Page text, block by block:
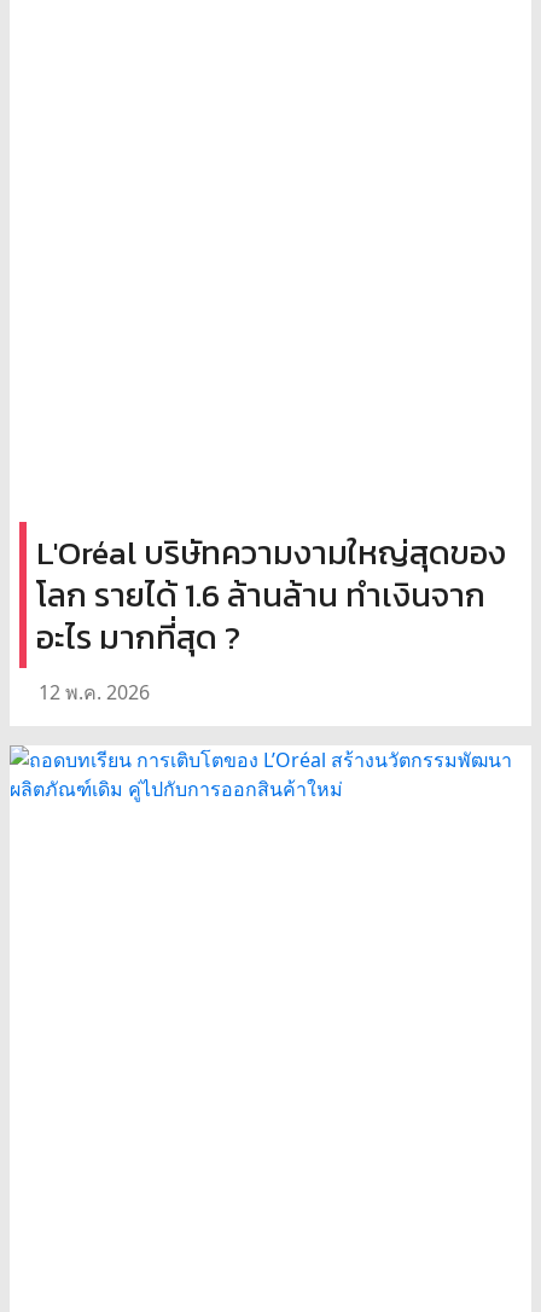
L'Oréal บริษัทความงามใหญ่สุดของ
โลก รายได้ 1.6 ล้านล้าน ทำเงินจาก
อะไร มากที่สุด ?
12 พ.ค. 2026